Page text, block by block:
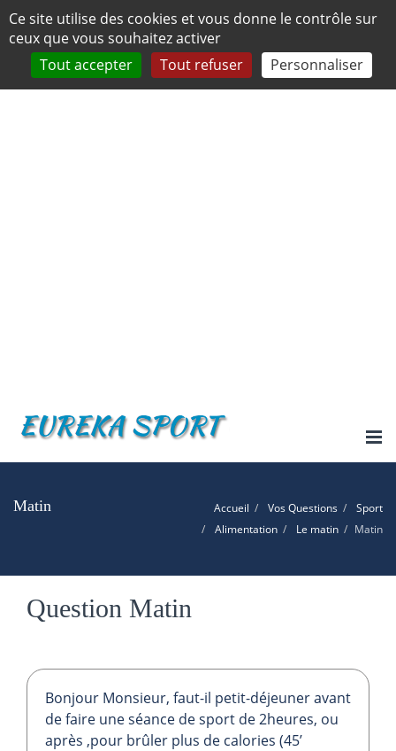
Matin Accueil Vos Questions
Sport
Alimentation
Le matin Matin
Question Matin
Bonjour Monsieur, faut-il petit-déjeuner avant
de faire une séance de sport de 2heures, ou
après ,pour brûler plus de calories (45’
Panneau de gestion des cookies
Ce site utilise des cookies et vous donne le contrôle sur
ceux que vous souhaitez activer
Tout accepter
Tout refuser Personnaliser